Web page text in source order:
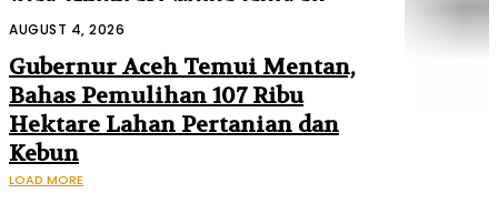
Sejarah Inspirasi Masa Depan
AUGUST 4, 2026
Gubernur Aceh Temui Mentan,
Bahas Pemulihan 107 Ribu
Hektare Lahan Pertanian dan
Kebun
LOAD MORE